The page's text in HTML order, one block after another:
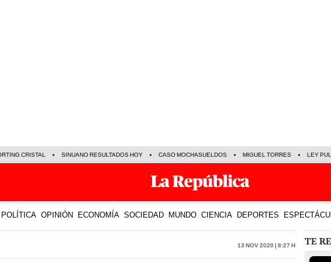
CRISTAL SINUANO RESULTADOS HOY CASO MOCHASUELDOS MIGUEL TORRES LEY
POLÍTICA OPINIÓN ECONOMÍA SOCIEDAD MUNDO CIENCIA DEPORTES
13 Nov 2020 | 8:27 h TE